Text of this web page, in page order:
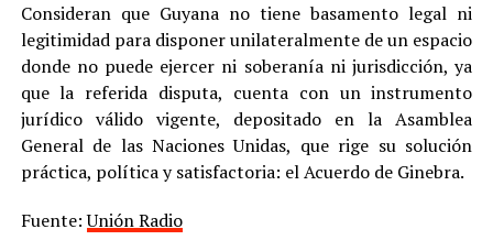
Consideran que Guyana no tiene basamento legal ni
legitimidad para disponer unilateralmente de un espacio
donde no puede ejercer ni soberanía ni jurisdicción, ya
que la referida disputa, cuenta con un instrumento
jurídico válido vigente, depositado en la Asamblea
General de las Naciones Unidas, que rige su solución
práctica, política y satisfactoria: el Acuerdo de Ginebra.
Fuente:Unión Radio